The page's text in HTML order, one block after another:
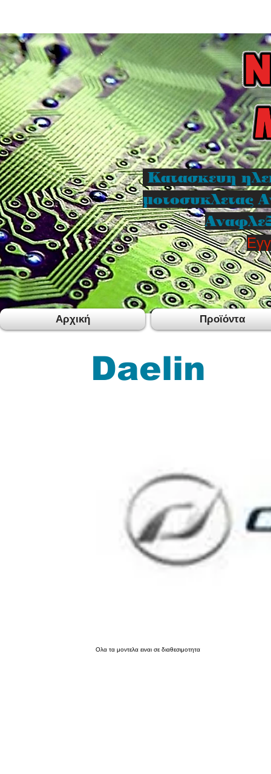
Κατασκευη
μοτοσυκλετας
Daelin
Ολα τα μοντελα ειναι σε διαθεσιμοτητα
Αρχική Προϊόντα